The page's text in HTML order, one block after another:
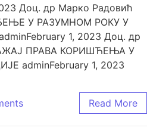
Доц. др Марко Радовић
У РАЗУМНОМ РОКУ У
1, 2023 Доц. др
ПРАВА КОРИШЋЕЊА У
adminFebruary 1, 2023
Read More